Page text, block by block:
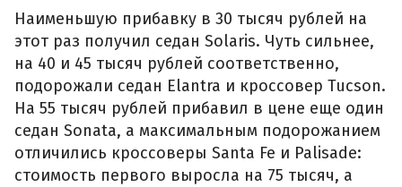
Наименьшую прибавку в 30 тысяч рублей на
этот раз получил седан Solaris. Чуть сильнее,
на 40 и 45 тысяч рублей соответственно,
подорожали седан Elantra и кроссовер Tucson.
На 55 тысяч рублей прибавил в цене еще один
седан Sonata, а максимальным подорожанием
отличились кроссоверы Santa Fe и Palisade:
стоимость первого выросла на 75 тысяч, а